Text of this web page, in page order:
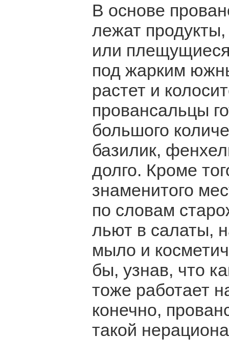
В основе
лежат
или плещущиеся
под жарким
растет и
провансальцы
большого
базилик,
долго. Кроме
знаменитого
по словам
льют в салаты,
мыло и
бы, узнав, что
тоже работает
конечно,
такой